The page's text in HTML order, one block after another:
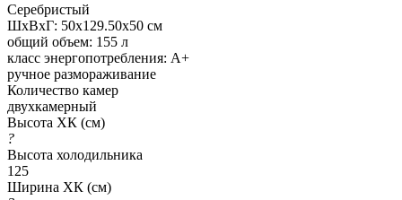
Серебристый
ШхВхГ: 50х129.50х50 см
общий объем: 155 л
класс энергопотребления: A+
ручное размораживание
Количество камер
двухкамерный
Высота ХК (см)
?
Высота холодильника
125
Ширина ХК (см)